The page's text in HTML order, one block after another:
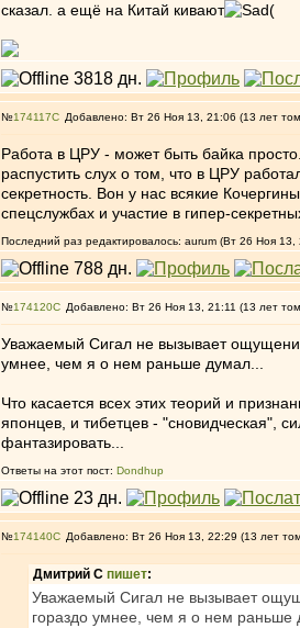
сказал. а ещё на Китай кивают
(
№174117 Добавлено: Вт 26 Ноя 13, 21:06 (13 лет
Работа в ЦРУ - может быть байка
распустить слух о том, что в ЦРУ
секретность. Вон у нас всякие
спецслужбах и участие в гипер-
Последний раз редактировалось: aurum (Вт 26 Ноя 13,
№174120 Добавлено: Вт 26 Ноя 13, 21:11 (13 лет
Уважаемый Сигал не вызывает
умнее, чем я о нем раньше думал...
Что касается всех этих теорий и
японцев, и тибетцев - "сновидческая",
фантазировать...
Ответы на этот пост: Dondhup
№174140 Добавлено: Вт 26 Ноя 13, 22:29 (13 лет
Дмитрий С пишет:
Уважаемый Сигал не вызывает
гораздо умнее, чем я о нем раньше